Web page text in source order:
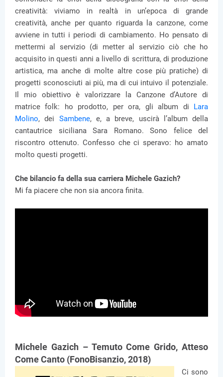
creatività: viviamo in realtà in un’epoca di grande
creatività, anche per quanto riguarda la canzone, come
avviene in tutti i periodi di cambiamento. Ho pensato di
mettermi al servizio (di metter al servizio ciò che ho
acquisito in questi anni a livello di scrittura, di produzione
artistica, ma anche di molte altre cose più pratiche) di
progetti sconosciuti ai più, ma di cui intuivo il potenziale.
Il mio obiettivo è valorizzare la Canzone d’Autore di
matrice folk: ho prodotto, per ora, gli album di
Lara
Molino, dei Sambene, e, a breve, uscirà l’album della
cantautrice siciliana Sara Romano. Sono felice del
riscontro ottenuto. Confesso che ci speravo: ho amato
molto questi progetti.
Che bilancio fa della sua carriera Michele Gazich?
Mi fa piacere che non sia ancora finita.
Michele Gazich – Temuto Come Grido, Atteso
Come Canto (FonoBisanzio, 2018)
Ci sono